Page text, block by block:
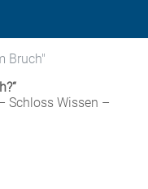
Bruch"
Schloss Wissen –